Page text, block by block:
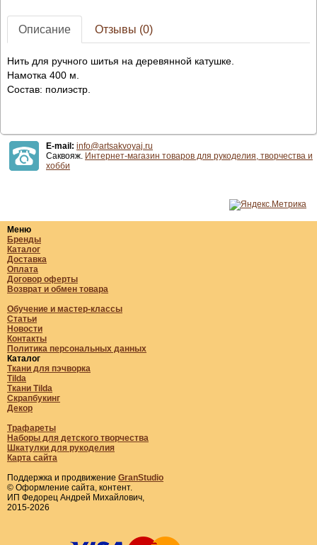
Описание Отзывы (0)
Нить для ручного шитья на деревянной катушке.
Намотка 400 м.
Состав: полиэстр.
E-mail: info@artsakvoyaj.ru
Саквояж. Интернет-магазин товаров для рукоделия, творчества и
хобби
Меню
Бренды
Каталог
Доставка
Оплата
Договор оферты
Возврат и обмен товара
Обучение и мастер-классы
Статьи
Новости
Контакты
Политика персональных данных
Каталог
Ткани для пэчворка
Tilda
Ткани Tilda
Скрапбукинг
Декор
Трафареты
Наборы для детского творчества
Шкатулки для рукоделия
Карта сайта
Поддержка и продвижение GranStudio
© Оформление сайта, контент.
ИП Федорец Андрей Михайлович,
2015-2026